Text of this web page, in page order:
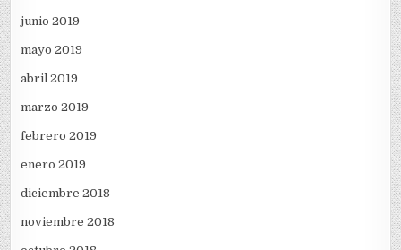
junio 2019
mayo 2019
abril 2019
marzo 2019
febrero 2019
enero 2019
diciembre 2018
noviembre 2018